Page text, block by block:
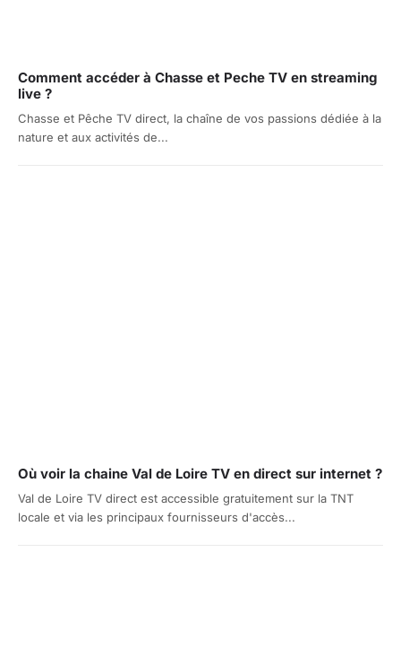
Comment accéder à Chasse et Peche TV en streaming
live ?
Chasse et Pêche TV direct, la chaîne de vos passions dédiée à la
nature et aux activités de...
Où voir la chaine Val de Loire TV en direct sur internet ?
Val de Loire TV direct est accessible gratuitement sur la TNT
locale et via les principaux fournisseurs d'accès...